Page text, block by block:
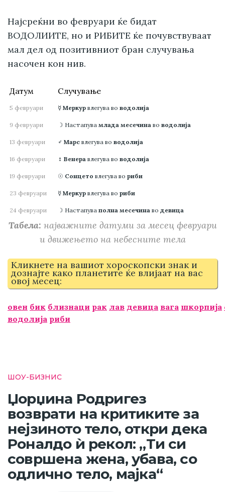
Најсреќни во февруари ќе бидат
ВОДОЛИИТЕ, но и РИБИТЕ ќе почувствуваат
мал дел од позитивниот бран случувања
насочен кон нив.
Датум Случување
5 февруари ☿ Меркур влегува во водолија
9 февруари ☽ Настапува млада месечина во водолија
13 февруари ♂ Марс влегува во водолија
16 февруари ♀ Венера влегува во водолија
19 февруари ☉ Сонцето влегува во риби
23 февруари ☿ Меркур влегува во риби
24 февруари ☽ Настапува полна месечина во девица
Табела: најважните датуми за месец февруари
и движењето на небесните тела
Кликнете на вашиот хороскопски знак и
дознајте како планетите ќе влијаат на вас
овој месец:
овен бик близнаци рак лав девица вага шкорпија
водолија риби
ШОУ-БИЗНИС
Џорџина Родригез
возврати на критиките за
нејзиното тело, откри дека
Роналдо ѝ рекол: „Ти си
совршена жена, убава, со
одлично тело, мајка“